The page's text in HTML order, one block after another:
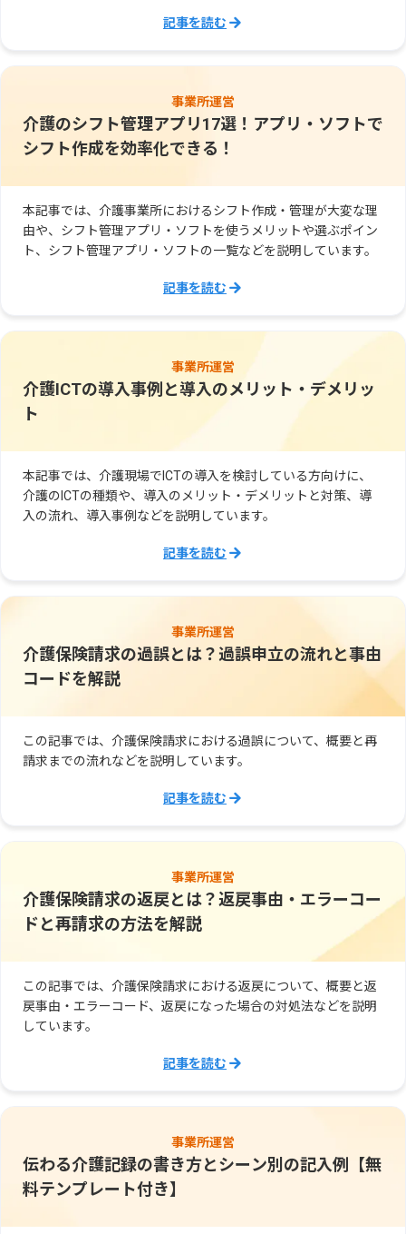
記事を読む
事業所運営
介護のシフト管理アプリ17選！アプリ・ソフトで
シフト作成を効率化できる！
本記事では、介護事業所におけるシフト作成・管理が大変な理
由や、シフト管理アプリ・ソフトを使うメリットや選ぶポイン
ト、シフト管理アプリ・ソフトの一覧などを説明しています。
記事を読む
事業所運営
介護ICTの導入事例と導入のメリット・デメリッ
ト
本記事では、介護現場でICTの導入を検討している方向けに、
介護のICTの種類や、導入のメリット・デメリットと対策、導
入の流れ、導入事例などを説明しています。
記事を読む
事業所運営
介護保険請求の過誤とは？過誤申立の流れと事由
コードを解説
この記事では、介護保険請求における過誤について、概要と再
請求までの流れなどを説明しています。
記事を読む
事業所運営
介護保険請求の返戻とは？返戻事由・エラーコー
ドと再請求の方法を解説
この記事では、介護保険請求における返戻について、概要と返
戻事由・エラーコード、返戻になった場合の対処法などを説明
しています。
記事を読む
事業所運営
伝わる介護記録の書き方とシーン別の記入例【無
料テンプレート付き】